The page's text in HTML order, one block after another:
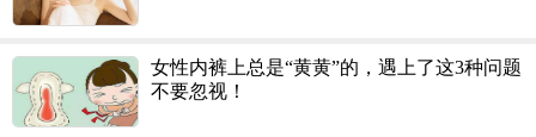
女性内裤上总是“黄黄”的，遇上了这3种问题
不要忽视！